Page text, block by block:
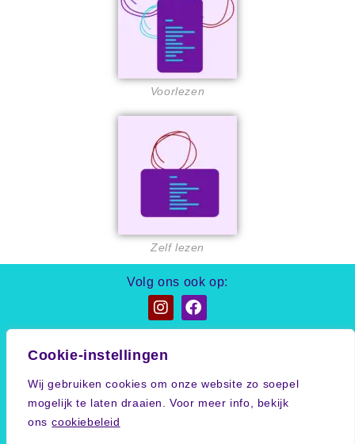
Cookie-instellingen
Wij gebruiken cookies om onze website zo soepel
mogelijk te laten draaien. Voor meer info, bekijk
ons cookiebeleid
Voorlezen
Zelf lezen
Volg ons ook op:
Calily 2019 – 2026